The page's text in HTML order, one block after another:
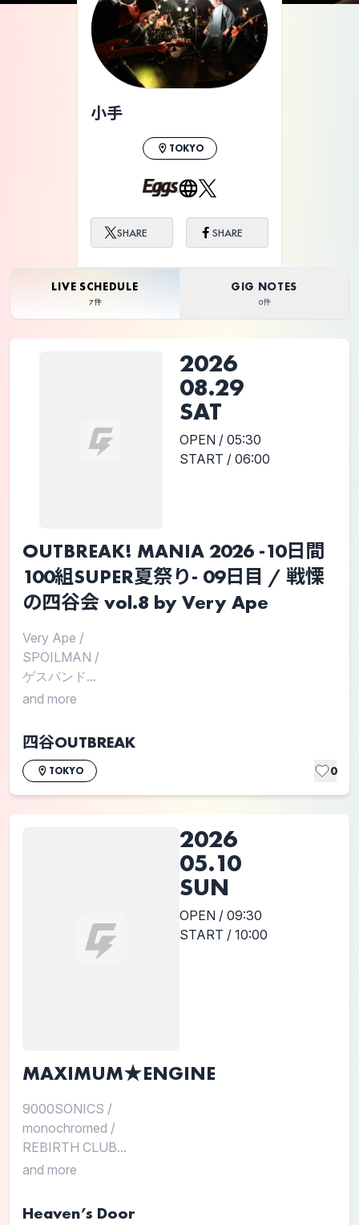
ライブ体験をもっと楽しく、もっと便利
に。
小手
TOKYO
SHARE SHARE
LIVE SCHEDULE
7件
GIG NOTES
0件
2026
08.29
SAT
OPEN / 05:30
START / 06:00
OUTBREAK! MANIA 2026 -10日間
100組SUPER夏祭り- 09日目 / 戦慄
の四谷会 vol.8 by Very Ape
Very Ape /
SPOILMAN /
ゲスバンド...
and more
四谷OUTBREAK
TOKYO 0
2026
05.10
SUN
OPEN / 09:30
START / 10:00
MAXIMUM★ENGINE
9000SONICS /
monochromed /
REBIRTH CLUB...
and more
Heaven’s Door